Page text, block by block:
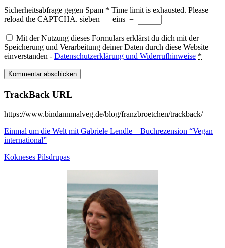
Sicherheitsabfrage gegen Spam * Time limit is exhausted. Please
reload the CAPTCHA. sieben − eins =
Mit der Nutzung dieses Formulars erklärst du dich mit der
Speicherung und Verarbeitung deiner Daten durch diese Website
einverstanden - Datenschutzerklärung und Widerrufhinweise *
TrackBack URL
https://www.bindannmalveg.de/blog/franzbroetchen/trackback/
Einmal um die Welt mit Gabriele Lendle – Buchrezension “Vegan
international”
Kokneses Pilsdrupas